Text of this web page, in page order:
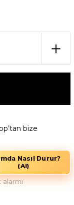
bize
Nasıl Durur?
(AI)